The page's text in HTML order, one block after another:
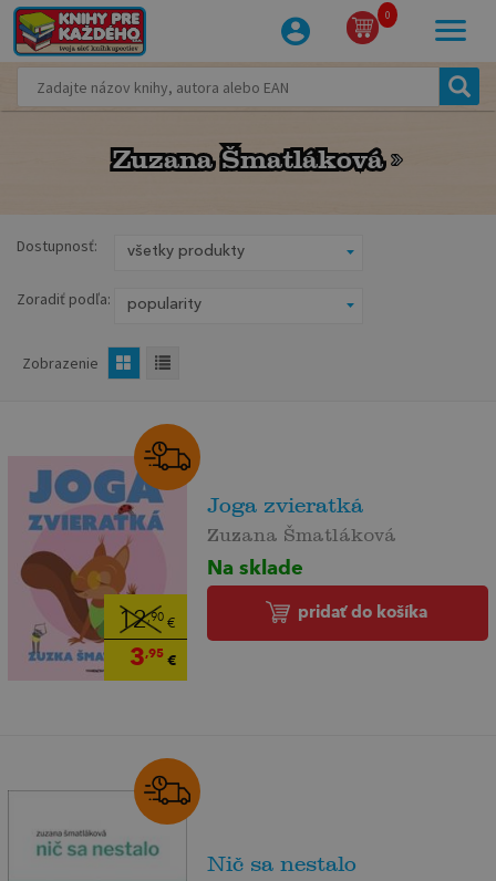
0
Zuzana Šmatláková
Zuzana Šmatláková
Dostupnosť:
Zoradiť podľa:
Zobrazenie
12,90€
3,95€
Joga zvieratká
Zuzana Šmatláková
Na sklade
pridať do košíka
Nič sa nestalo